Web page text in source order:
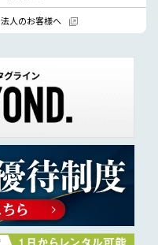
法人のお客様へ